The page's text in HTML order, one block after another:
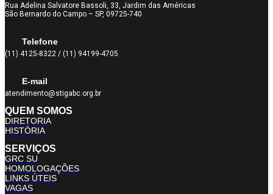
Rua Adelina Salvatore Bassoli, 33, Jardim das Américas
São Bernardo do Campo – SP, 09725-740
Telefone
(11) 4125-8322 / (11) 94199-4705
E-mail
atendimento@stigabc.org.br
QUEM SOMOS
DIRETORIA
HISTÓRIA
SERVIÇOS
GRC SU
HOMOLOGAÇÕES
LINKS ÚTEIS
VAGAS